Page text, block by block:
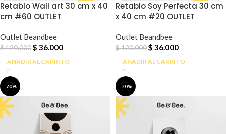
Retablo Wall art 30 cm x 40
cm #60 OUTLET
Outlet Beandbee
$120.000$ 36.000
AÑADIR AL CARRITO
Retablo Soy Perfecta 30 cm
x 40 cm #20 OUTLET
Outlet Beandbee
$120.000$ 36.000
AÑADIR AL CARRITO
-70% -70%